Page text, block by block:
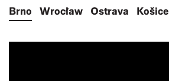
Brno Wrocław Ostrava Košice